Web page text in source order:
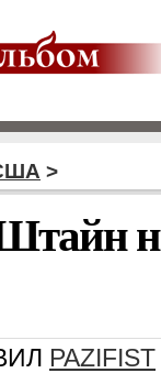
>
PAZIFIST